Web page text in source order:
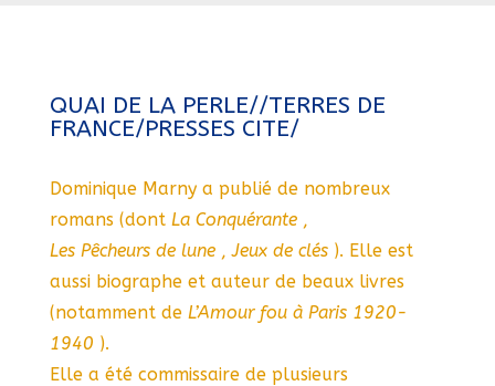
QUAI DE LA PERLE//TERRES DE
FRANCE/PRESSES CITE/
Dominique Marny a publié de nombreux
romans (dont La Conquérante,
Les Pêcheurs de lune,Jeux de clés). Elle est
aussi biographe et auteur de beaux livres
(notamment de L’Amour fou à Paris 1920-
1940 ).
Elle a été commissaire de plusieurs